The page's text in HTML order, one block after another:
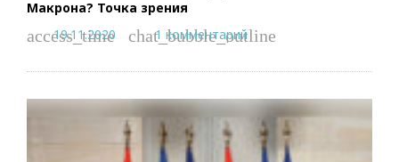
Макрона? Точка зрения
access_time
19.11.2020 chat_bubble_outline
1 комментарий